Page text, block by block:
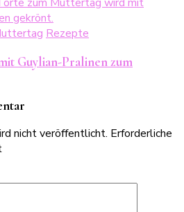
Rezepte
Guylian-Pralinen zum
nicht veröffentlicht. Erforderliche